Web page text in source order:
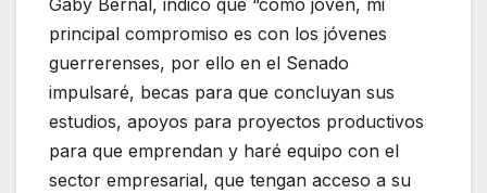
Gaby Bernal, indicó que “como joven, mi
principal compromiso es con los jóvenes
guerrerenses, por ello en el Senado
impulsaré, becas para que concluyan sus
estudios, apoyos para proyectos productivos
para que emprendan y haré equipo con el
sector empresarial, que tengan acceso a su